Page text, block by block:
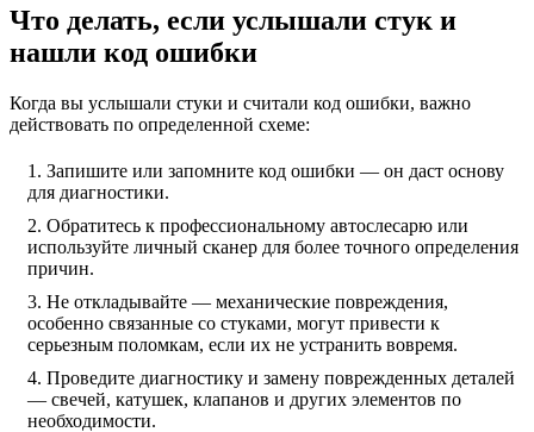
Что делать, если услышали стук и
нашли код ошибки
Когда вы услышали стуки и считали код ошибки, важно
действовать по определенной схеме:
Запишите или запомните код ошибки — он даст основу
для диагностики.
Обратитесь к профессиональному автослесарю или
используйте личный сканер для более точного определения
причин.
Не откладывайте — механические повреждения,
особенно связанные со стуками, могут привести к
серьезным поломкам, если их не устранить вовремя.
Проведите диагностику и замену поврежденных деталей
— свечей, катушек, клапанов и других элементов по
необходимости.